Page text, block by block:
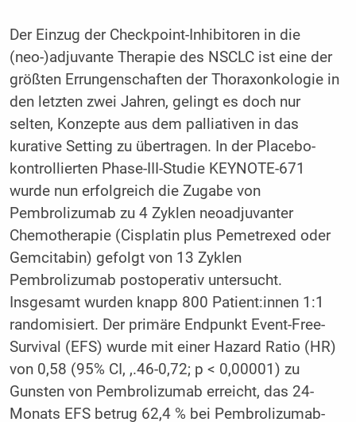
Der Einzug der Checkpoint-Inhibitoren in die
(neo-)adjuvante Therapie des NSCLC ist eine der
größten Errungenschaften der Thoraxonkologie in
den letzten zwei Jahren, gelingt es doch nur
selten, Konzepte aus dem palliativen in das
kurative Setting zu übertragen. In der Placebo-
kontrollierten Phase-III-Studie KEYNOTE-671
wurde nun erfolgreich die Zugabe von
Pembrolizumab zu 4 Zyklen neoadjuvanter
Chemotherapie (Cisplatin plus Pemetrexed oder
Gemcitabin) gefolgt von 13 Zyklen
Pembrolizumab postoperativ untersucht.
Insgesamt wurden knapp 800 Patient:innen 1:1
randomisiert. Der primäre Endpunkt Event-Free-
Survival (EFS) wurde mit einer Hazard Ratio (HR)
von 0,58 (95% CI, ,.46-0,72; p < 0,00001) zu
Gunsten von Pembrolizumab erreicht, das 24-
Monats EFS betrug 62,4 % bei Pembrolizumab-